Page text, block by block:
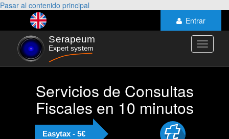
Pasar al contenido principal
Entrar
Toggle
Servicios de Consultas
Fiscales en 10 minutos
Easytax - 5€